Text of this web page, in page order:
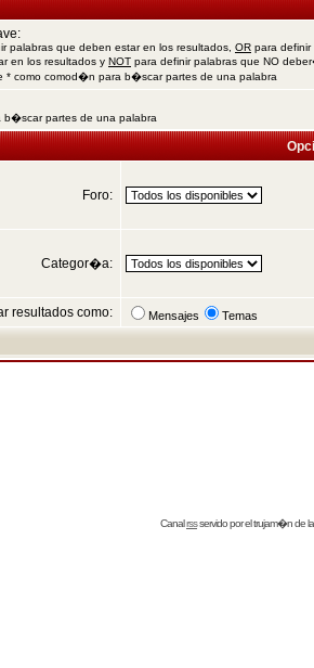
palabras que deben estar en los resultados, OR para definir
en los resultados y NOT para definir palabras que NO
* como comod�n para b�scar partes de una palabra
partes de una palabra
Foro:
Categor�a:
resultados como: Mensajes Temas
Canalrssservido por eltrujam�nde